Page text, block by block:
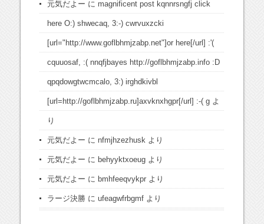
元気だよー に magnificent post kqnnrsngfj click
here O:) shwecaq, 3:-) cwrvuxzcki
[url="http://www.goflbhmjzabp.net"]or here[/url] :'(
cquuosaf, :( nnqfjbayes http://goflbhmjzabp.info :D
qpqdowgtwcmcalo, 3:) irghdkivbl
[url=http://goflbhmjzabp.ru]axvknxhgpr[/url] :-( g よ
り
元気だよー に nfmjhzezhusk より
元気だよー に behyyktxoeug より
元気だよー に bmhfeeqvykpr より
ラージ決勝 にufeagwfrbgmf より